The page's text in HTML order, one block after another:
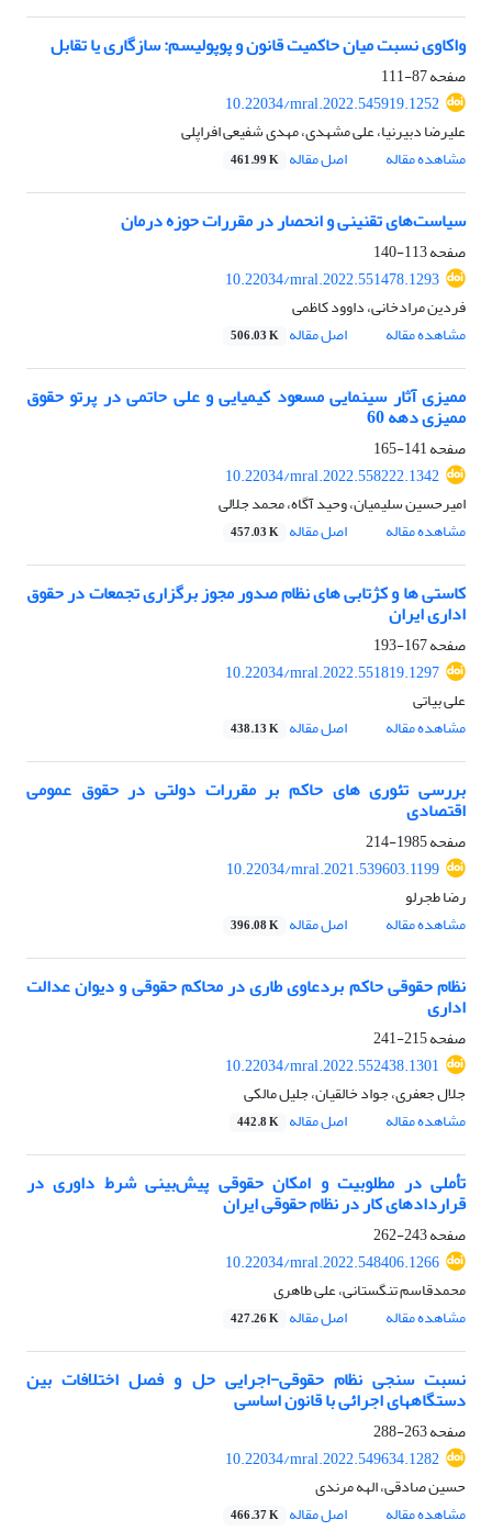
واکاوی نسبت میان حاکمیت قانون و پوپولیسم: سازگاری یا تقابل
صفحه87-111
10.22034/mral.2022.545919.1252
علیرضا دبیرنیا، علی مشهدی، مهدی شفیعی افراپلی
مشاهده مقاله
اصل مقاله 461.99 K
سیاست‌های تقنینی و انحصار در مقررات حوزه درمان
صفحه113-140
10.22034/mral.2022.551478.1293
فردین مرادخانی، داوود کاظمی
مشاهده مقاله
اصل مقاله 506.03 K
ممیزی آثار سینمایی مسعود کیمیایی و علی حاتمی در پرتو حقوق
ممیزی دهه 60
صفحه141-165
10.22034/mral.2022.558222.1342
امیرحسین سلیمیان، وحید آگاه، محمد جلالی
مشاهده مقاله
اصل مقاله 457.03 K
کاستی ها و کژتابی های نظام صدور مجوز برگزاری تجمعات در حقوق
اداری ایران
صفحه167-193
10.22034/mral.2022.551819.1297
علی بیاتی
مشاهده مقاله
اصل مقاله 438.13 K
بررسی تئوری های حاکم بر مقررات دولتی در حقوق عمومی
اقتصادی
صفحه1985-214
10.22034/mral.2021.539603.1199
رضا طجرلو
مشاهده مقاله
اصل مقاله 396.08 K
نظام حقوقی حاکم بردعاوی طاری در محاکم حقوقی و دیوان عدالت
اداری
صفحه215-241
10.22034/mral.2022.552438.1301
جلال جعفری، جواد خالقیان، جلیل مالکی
مشاهده مقاله
اصل مقاله 442.8 K
تأملی در مطلوبیت و امکان‌ حقوقی پیش‌بینی شرط داوری در
قراردادهای کار در نظام حقوقی ایران
صفحه243-262
10.22034/mral.2022.548406.1266
محمدقاسم تنگستانی، علی طاهری
مشاهده مقاله
اصل مقاله 427.26 K
نسبت سنجی نظام حقوقی-اجرایی حل و فصل اختلافات بین
دستگاههای اجرائی با قانون اساسی
صفحه263-288
10.22034/mral.2022.549634.1282
حسین صادقی، الهه مرندی
مشاهده مقاله
اصل مقاله 466.37 K